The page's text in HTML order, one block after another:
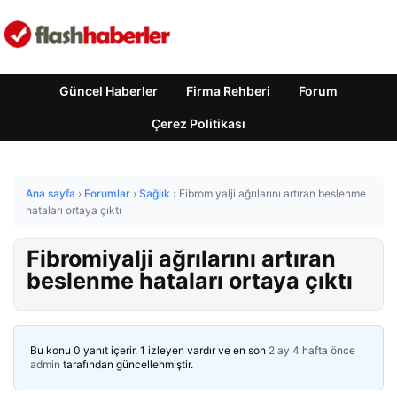
Güncel Haberler Firma Rehberi Forum
Çerez Politikası
Ana sayfa › Forumlar › Sağlık › Fibromiyalji ağrılarını artıran beslenme
hataları ortaya çıktı
Fibromiyalji ağrılarını artıran
beslenme hataları ortaya çıktı
Bu konu 0 yanıt içerir, 1 izleyen vardır ve en son 2 ay 4 hafta önce
admin tarafından güncellenmiştir.